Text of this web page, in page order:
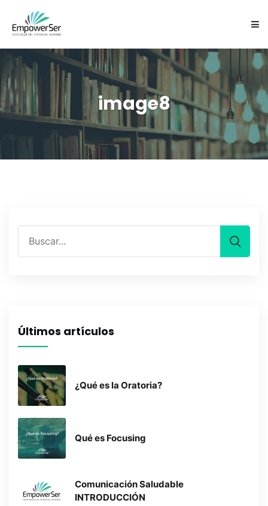
NOSOTROS
SERVICIOS
CARTAS EXPRESIVAS ES
EQUIPO
image8
Últimos artículos
¿Qué es la Oratoria?
Qué es Focusing
Comunicación Saludable
INTRODUCCIÓN